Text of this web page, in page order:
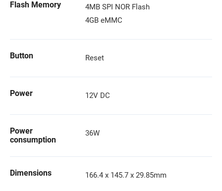
Flash Memory
4MB SPI NOR Flash
4GB eMMC
Button Reset
Power 12V DC
Power
consumption
36W
Dimensions 166.4 x 145.7 x 29.85mm